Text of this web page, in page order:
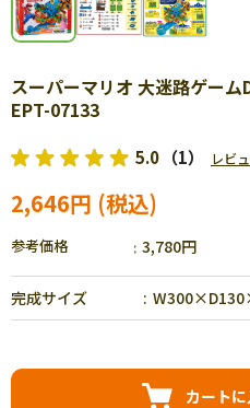
スーパーマリオ 大迷路ゲー
EPT-07133
5.0 （1） レビ
2,646円
参考価格 3,780円
完成サイズ
カート